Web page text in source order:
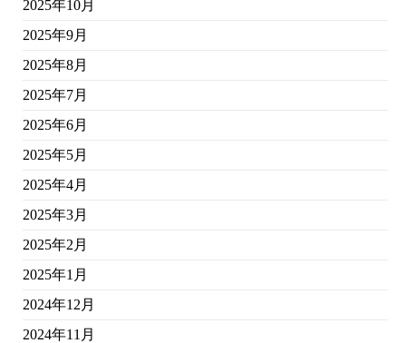
2025年10月
2025年9月
2025年8月
2025年7月
2025年6月
2025年5月
2025年4月
2025年3月
2025年2月
2025年1月
2024年12月
2024年11月